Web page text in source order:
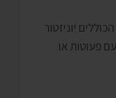
יוניזטור
פעוטות או